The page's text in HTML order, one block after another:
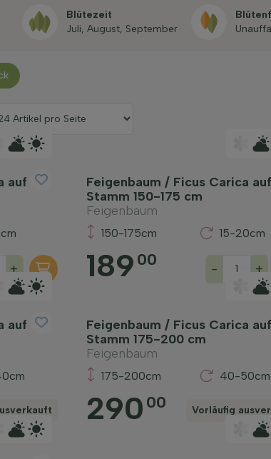
Blütezeit
Juli, August, September
auf
+
Feigenbaum / Ficus Carica auf
Stamm 150-175 cm
Feigenbaum
150-175cm 15-20cm
189 00 - +
auf
Feigenbaum / Ficus Carica auf
Stamm 175-200 cm
Feigenbaum
175-200cm 40-50cm
290 00 Vorläufig